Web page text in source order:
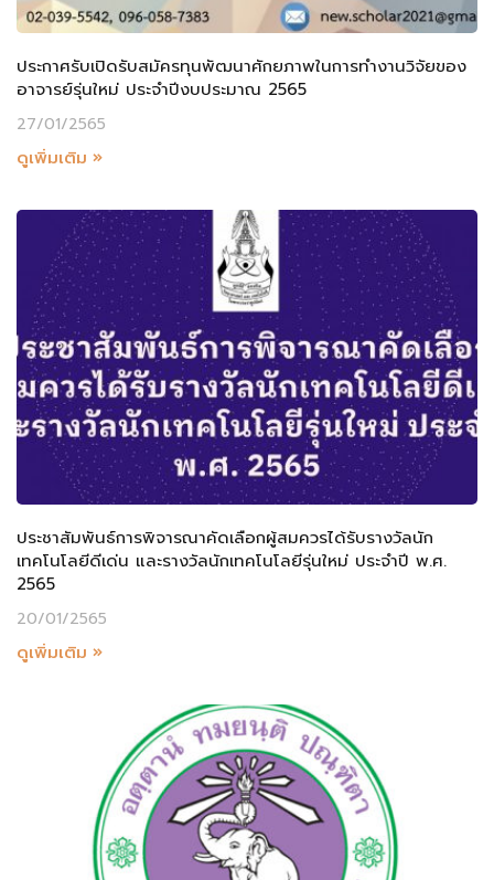
ประกาศรับเปิดรับสมัครทุนพัฒนาศักยภาพในการทำงานวิจัยของ
อาจารย์รุ่นใหม่ ประจำปีงบประมาณ 2565
27/01/2565
ดูเพิ่มเติม »
ประชาสัมพันธ์การพิจารณาคัดเลือกผู้สมควรได้รับรางวัลนัก
เทคโนโลยีดีเด่น และรางวัลนักเทคโนโลยีรุ่นใหม่ ประจำปี พ.ศ.
2565
20/01/2565
ดูเพิ่มเติม »